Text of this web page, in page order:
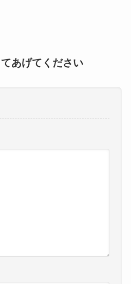
あげてください